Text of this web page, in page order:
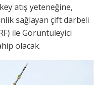
atış yeteneğine,
sağlayan çift darbeli
ile Görüntüleyici
olacak.